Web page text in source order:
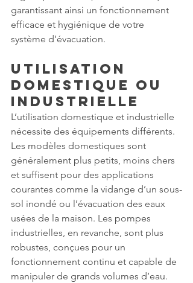
garantissant ainsi un fonctionnement
efficace et hygiénique de votre
système d’évacuation.
Utilisation
Domestique ou
Industrielle
L’utilisation domestique et industrielle
nécessite des équipements différents.
Les modèles domestiques sont
généralement plus petits, moins chers
et suffisent pour des applications
courantes comme la vidange d’un sous-
sol inondé ou l’évacuation des eaux
usées de la maison. Les pompes
industrielles, en revanche, sont plus
robustes, conçues pour un
fonctionnement continu et capable de
manipuler de grands volumes d’eau.